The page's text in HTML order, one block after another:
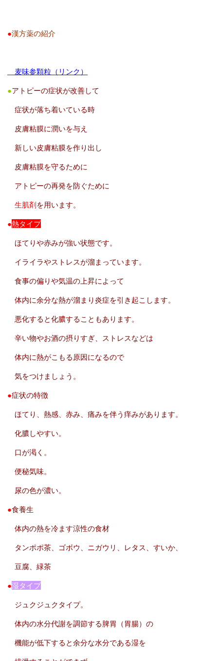
●漢方薬の紹介
麦味参顆粒（リンク）
●アトピーの症状が改善して
症状が落ち着いている時
皮膚粘膜に潤いを与え
新しい皮膚粘膜を作り出し
皮膚粘膜を守るために
アトピーの再発を防ぐために
生肌剤を用います。
●熱タイプ
ほてりや赤みが強い状態です。
イライラやストレスが溜まっています。
食事の偏りや気温の上昇によって
体内に余分な熱が溜まり炎症を引き起こします。
悪化すると化膿することもあります。
辛い物やお酒の摂りすぎ、ストレスなどは
体内に熱がこもる原因になるので
気をつけましょう。
●症状の特徴
ほてり、熱感、赤み、痛みを伴う痒みがあります。
化膿しやすい。
口が渇く。
便秘気味。
尿の色が濃い。
●食養生
体内の熱を冷ます涼性の食材
タンポポ茶、ゴボウ、ニガウリ、レタス、すいか、
豆腐、緑茶
●湿タイプ
ジュクジュクタイプ。
体内の水分代謝を調節する脾胃（胃腸）の
機能が低下すると余分な水分である湿を